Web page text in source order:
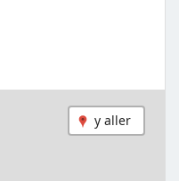
y aller